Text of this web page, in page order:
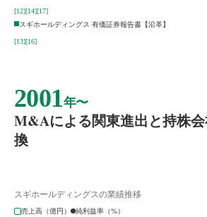
[12][14][17]
スギホールディングス 有価証券報告書【沿革】
[13][16]
2001年〜
M&Aによる関東進出と持株
換
スギホールディングスの業績推移
売上高（億円）
純利益率（%）